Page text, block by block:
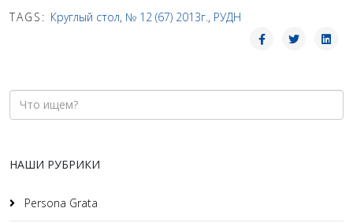
TAGS: Круглый стол, № 12 (67) 2013г. , РУДН
НАШИ РУБРИКИ
Persona Grata